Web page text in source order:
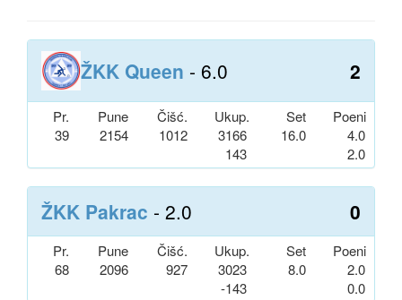
ŽKK Queen - 6.0 2
Pr. Pune Čišć. Ukup. Set
Poeni
39
2154 1012
3166
143
16.0
4.0
2.0
ŽKK Pakrac - 2.0 0
Pr. Pune Čišć. Ukup. Set
Poeni
68
2096 927
3023
-143
8.0
2.0
0.0